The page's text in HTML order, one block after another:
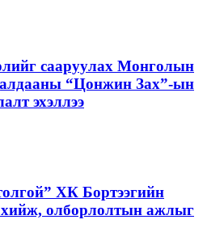
сааруулах Монголын
“Цонжин Зах”-ын
эхэллээ
ХК Бортээгийн
хийж, олборлолтын ажлыг